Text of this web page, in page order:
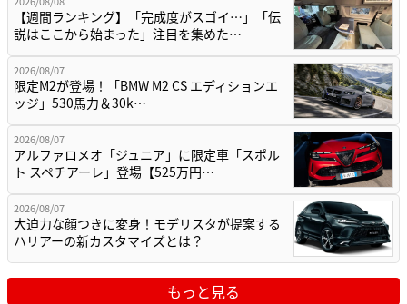
【週間ランキング】「完成度がスゴイ…」「伝
説はここから始まった」注目を集めた…
2026/08/07
限定M2が登場！「BMW M2 CS エディションエ
ッジ」530馬力＆30k…
2026/08/07
アルファロメオ「ジュニア」に限定車「スポル
ト スペチアーレ」登場【525万円…
2026/08/07
大迫力な顔つきに変身！モデリスタが提案する
ハリアーの新カスタマイズとは？
もっと見る